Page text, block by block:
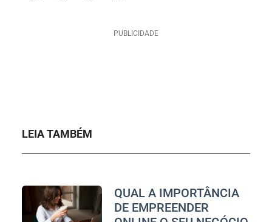
PUBLICIDADE
LEIA TAMBÉM
QUAL A IMPORTÂNCIA
DE EMPREENDER